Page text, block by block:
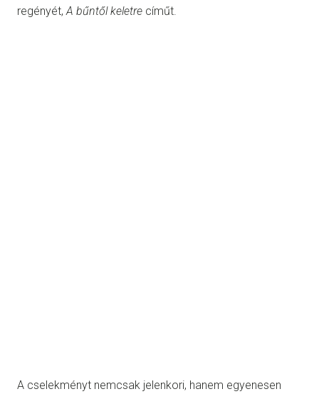
regényét, A bűntől keletre címűt.
A cselekményt nemcsak jelenkori, hanem egyenesen